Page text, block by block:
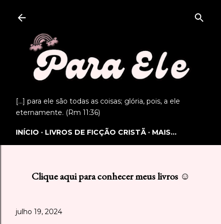
[...] para ele são todas as coisas; glória, pois, a ele
eternamente. (Rm 11:36)
INÍCIO LIVROS DE FICÇÃO CRISTÃ MAIS…
Clique aqui para conhecer meus livros ☺
julho 19, 2024